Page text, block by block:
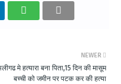
NEWER
मे हत्यारा बना पिता,15 दिन की मासूम
बच्ची को जमीन पर पटक कर की हत्या